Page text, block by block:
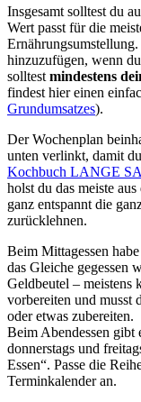
Insgesamt solltest du
Wert passt für die
hinzuzufügen, wenn
solltest mindestens
findest hier einen
Grundumsatzes).
Der Wochenplan
unten verlinkt, damit
Kochbuch LANGE
holst du das meiste
ganz entspannt die
zurücklehnen.
Beim Mittagessen
das Gleiche gegessen
Geldbeutel – meistens
vorbereiten und musst
oder etwas zubereiten.
Beim Abendessen gibt
donnerstags und
Essen“. Passe die
Terminkalender an.